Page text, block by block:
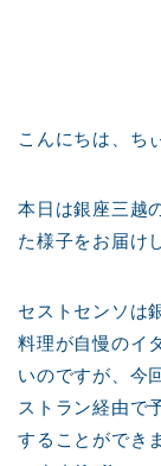
こんにちは、ち
本日は銀座三越
た様子をお届け
セストセンソは
料理が自慢のイ
いのですが、今
ストラン経由で
することができ